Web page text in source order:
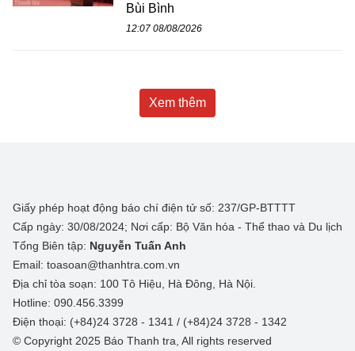
Bùi Bình
12:07 08/08/2026
Xem thêm
Giấy phép hoạt động báo chí điện tử số: 237/GP-BTTTT
Cấp ngày: 30/08/2024; Nơi cấp: Bộ Văn hóa - Thể thao và Du lịch
Tổng Biên tập: Nguyễn Tuấn Anh
Email: toasoan@thanhtra.com.vn
Địa chỉ tòa soạn: 100 Tô Hiệu, Hà Đông, Hà Nội.
Hotline: 090.456.3399
Điện thoại: (+84)24 3728 - 1341 / (+84)24 3728 - 1342
© Copyright 2025 Báo Thanh tra, All rights reserved